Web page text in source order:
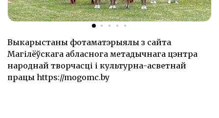
Выкарыстаны фотаматэрыялы з сайта
Магілёўскага абласнога метадычнага цэнтра
народнай творчасці і культурна-асветнай
працы https://mogomc.by